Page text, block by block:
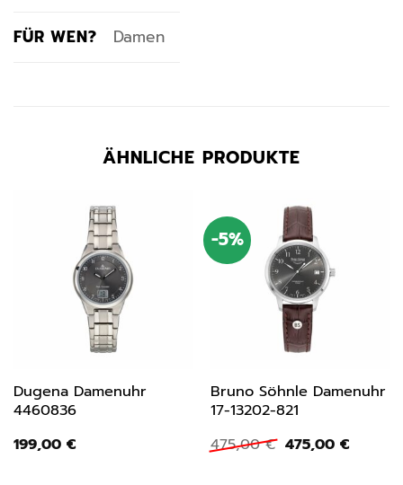
FÜR WEN? Damen
ÄHNLICHE PRODUKTE
Dugena Damenuhr
4460836
199,00 €
-5%
Bruno Söhnle Damenuhr
17-13202-821
475,00€ Ursprünglicher
Preis
475,00 €